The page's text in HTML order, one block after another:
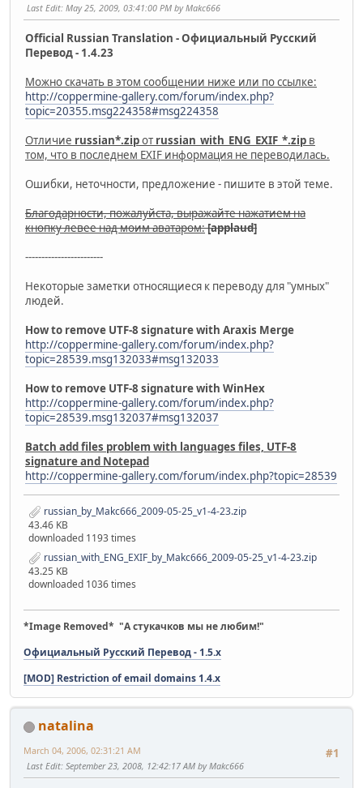
Last Edit: May 25, 2009, 03:41:00 PM by Makc666
Official Russian Translation - Официальный Русский
Перевод - 1.4.23
Можно скачать в этом сообщении ниже или по ссылке:
http://coppermine-gallery.com/forum/index.php?
topic=20355.msg224358#msg224358
Отличие russian*.zipот russian_with_ENG_EXIF_*.zip в
том, что в последнем EXIF информация не переводилась.
Ошибки, неточности, предложение - пишите в этой теме.
Благодарности, пожалуйста, выражайте нажатием на
кнопку левее над моим аватаром:[applaud]
------------------------
Некоторые заметки относящиеся к переводу для "умных"
людей.
How to remove UTF-8 signature with Araxis Merge
http://coppermine-gallery.com/forum/index.php?
topic=28539.msg132033#msg132033
How to remove UTF-8 signature with WinHex
http://coppermine-gallery.com/forum/index.php?
topic=28539.msg132037#msg132037
Batch add files problem with languages files, UTF-8
signature and Notepad
http://coppermine-gallery.com/forum/index.php?topic=28539
russian_by_Makc666_2009-05-25_v1-4-23.zip
43.46 KB
downloaded 1193 times
russian_with_ENG_EXIF_by_Makc666_2009-05-25_v1-4-23.zip
43.25 KB
downloaded 1036 times
*Image Removed* "А стукачков мы не любим!"
Официальный Русский Перевод - 1.5.x
[MOD] Restriction of email domains 1.4.x
natalina
#1
March 04, 2006, 02:31:21 AM
Last Edit: September 23, 2008, 12:42:17 AM by Makc666